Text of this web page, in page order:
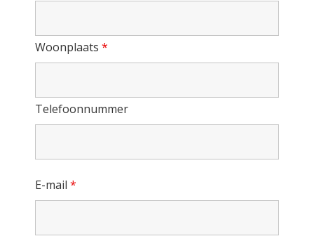
Woonplaats *
Telefoonnummer
E-mail *